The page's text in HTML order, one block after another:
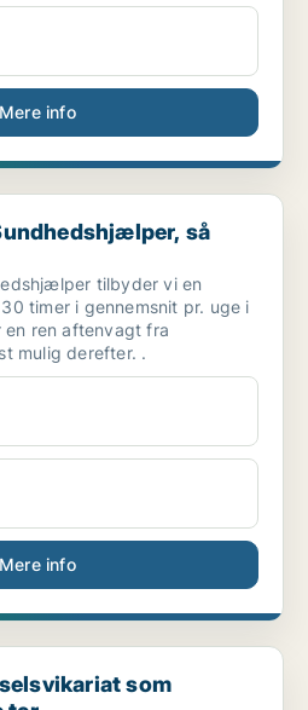
Mere info
så mangler Skjer...
så
tilbyder vi en
timer i gennemsnit pr. uge i
ren aftenvagt fra
mulig derefter. .
Mere info
som sagsbehandlende ter...
som